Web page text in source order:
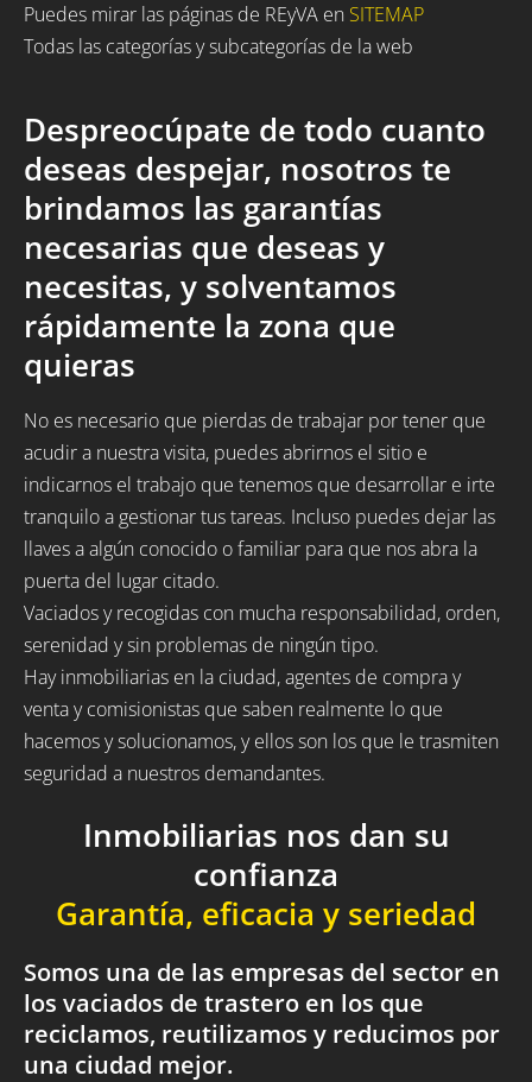
Puedes mirar las páginas de REyVA en SITEMAP
Todas las categorías y subcategorías de la web
Despreocúpate de todo cuanto
deseas despejar, nosotros te
brindamos las garantías
necesarias que deseas y
necesitas, y solventamos
rápidamente la zona que
quieras
No es necesario que pierdas de trabajar por tener que
acudir a nuestra visita, puedes abrirnos el sitio e
indicarnos el trabajo que tenemos que desarrollar e irte
tranquilo a gestionar tus tareas. Incluso puedes dejar las
llaves a algún conocido o familiar para que nos abra la
puerta del lugar citado.
Vaciados y recogidas con mucha responsabilidad, orden,
serenidad y sin problemas de ningún tipo.
Hay inmobiliarias en la ciudad, agentes de compra y
venta y comisionistas que saben realmente lo que
hacemos y solucionamos, y ellos son los que le trasmiten
seguridad a nuestros demandantes.
Inmobiliarias nos dan su
confianza
Garantía, eficacia y seriedad
Somos una de las empresas del sector en
los vaciados de trastero en los que
reciclamos, reutilizamos y reducimos por
una ciudad mejor.